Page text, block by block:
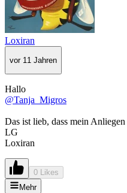
Loxiran
vor 11 Jahren
Hallo
@Tanja_Migros
Das ist lieb, dass mein
LG
Loxiran
0 Likes
Mehr